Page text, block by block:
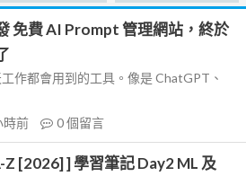
免費 AI Prompt 管理網站，終於
作都會用到的工具。像是 ChatGPT、
時前 0個留言
[2026] ] 學習筆記 Day2 ML 及